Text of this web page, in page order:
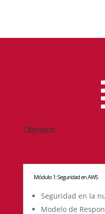
Objetivos
Módulo 1: Seguridad en AWS
Seguridad en la
Modelo de